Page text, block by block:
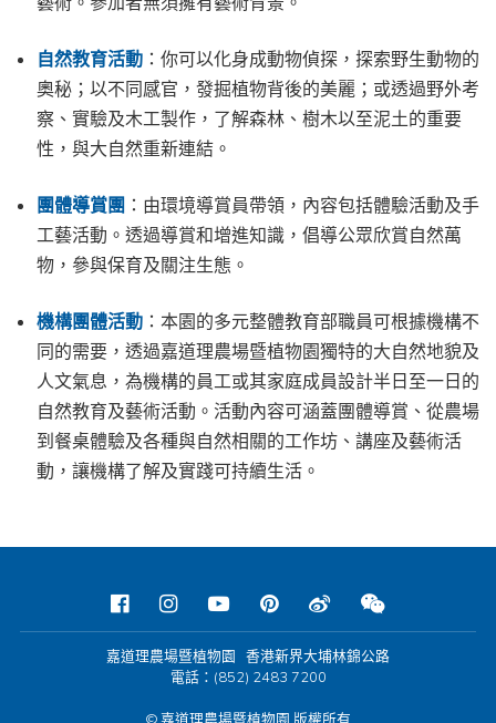
自然教育活動 ：你可以化身成動物偵探，探索野生動物的
奧秘；以不同感官，發掘植物背後的美麗；或透過野外考
察、實驗及木工製作，了解森林、樹木以至泥土的重要
性，與大自然重新連結。
團體導賞團 ：由環境導賞員帶領，內容包括體驗活動及手
工藝活動。透過導賞和增進知識，倡導公眾欣賞自然萬
物，參與保育及關注生態。
機構團體活動 ：本園的多元整體教育部職員可根據機構不
同的需要，透過嘉道理農場暨植物園獨特的大自然地貌及
人文氣息，為機構的員工或其家庭成員設計半日至一日的
自然教育及藝術活動。活動內容可涵蓋團體導賞、從農場
到餐桌體驗及各種與自然相關的工作坊、講座及藝術活
動，讓機構了解及實踐可持續生活。
嘉道理農場暨植物園 香港新界大埔林錦公路
電話：(852) 2483 7200